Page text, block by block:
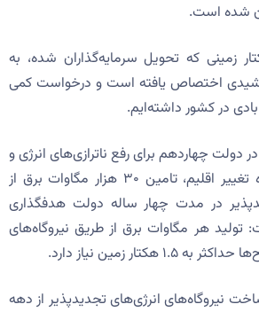
شده است.
داد: ۷۰۰ هکتار زمینی که تحویل سرمایه‌گذاران شده، به
اختصاص یافته است و درخواست کمی
در کشور داشته‌ایم.
دولت چهاردهم برای رفع ناترازی‌های انرژی و
کاهش پیامدهای پدیده تغییر اقلیم، تامین ۳۰ هزار مگاوات برق از
در مدت چهار ساله دولت هدفگذاری
هر مگاوات برق از طریق نیروگاه‌های
زمین نیاز دارد.
نیروگاه‌های انرژی‌های تجدیدپذیر از دهه